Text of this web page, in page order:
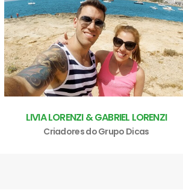
LIVIA LORENZI & GABRIEL LORENZI
Criadores do Grupo Dicas